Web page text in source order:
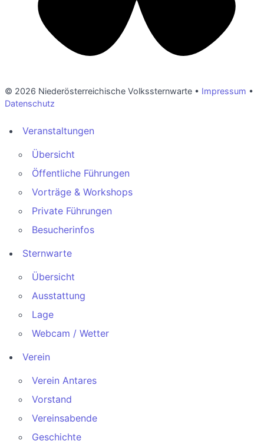
© 2026 Niederösterreichische Volkssternwarte • Impressum •
Datenschutz
Veranstaltungen
Übersicht
Öffentliche Führungen
Vorträge & Workshops
Private Führungen
Besucherinfos
Sternwarte
Übersicht
Ausstattung
Lage
Webcam / Wetter
Verein
Verein Antares
Vorstand
Vereinsabende
Geschichte